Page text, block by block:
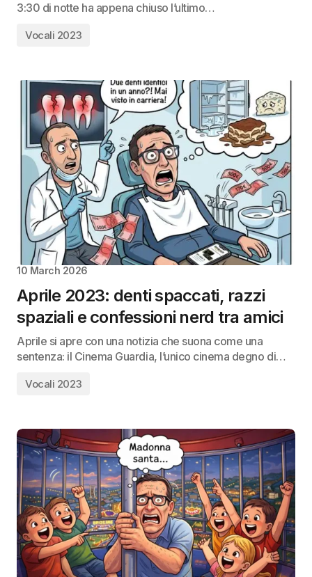
3:30 di notte ha appena chiuso l’ultimo…
Vocali 2023
10 March 2026
Aprile 2023: denti spaccati, razzi
spaziali e confessioni nerd tra amici
Aprile si apre con una notizia che suona come una
sentenza: il Cinema Guardia, l’unico cinema degno di…
Vocali 2023